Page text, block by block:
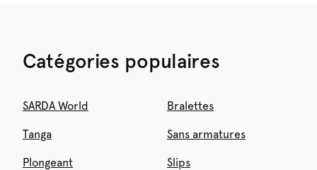
Catégories populaires
SARDA World Bralettes
Tanga Sans armatures
Plongeant Slips